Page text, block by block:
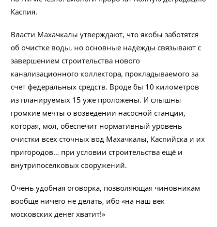
Каспия.
Власти Махачкалы утверждают, что якобы заботятся
об очистке воды, но основные надежды связывают с
завершением строительства нового
канализационного коллектора, прокладываемого за
счет федеральных средств. Вроде бы 10 километров
из планируемых 15 уже проложены. И слышны
громкие мечты о возведении насосной станции,
которая, мол, обеспечит нормативный уровень
очистки всех сточных вод Махачкалы, Каспийска и их
пригородов… при условии строительства ещё и
внутрипоселковых сооружений.
Очень удобная оговорка, позволяющая чиновникам
вообще ничего не делать, ибо «на наш век
московских денег хватит!»